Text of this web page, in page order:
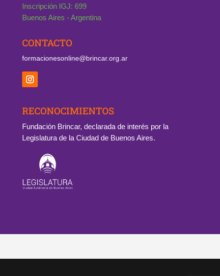
Inscripción IGJ: 699
Buenos Aires - Argentina
CONTACTO
formacionesonline@brincar.org.ar
RECONOCIMIENTOS
Fundación Brincar, declarada de interés por la
Legislatura de la Ciudad de Buenos Aires.